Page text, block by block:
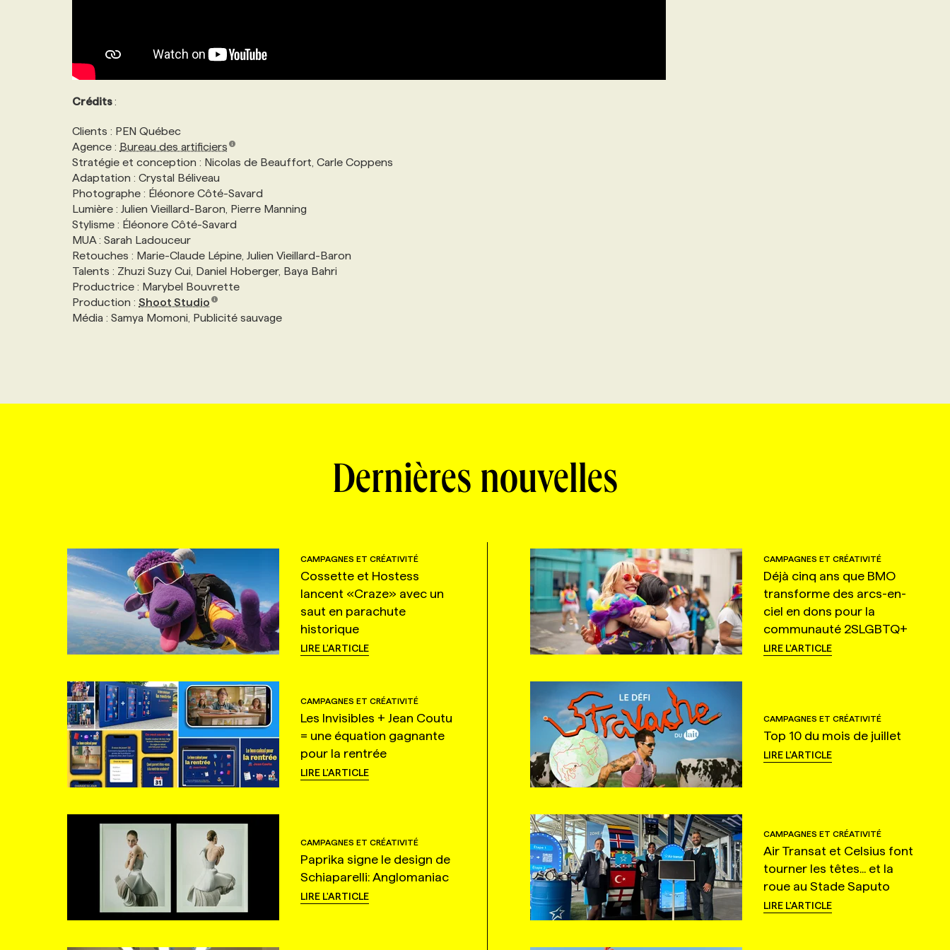
Crédits:
Clients : PEN Québec
Agence : Bureau des artificiers
Stratégie et conception : Nicolas de Beauffort, Carle Coppens
Adaptation : Crystal Béliveau
Photographe : Éléonore Côté-Savard
Lumière : Julien Vieillard-Baron, Pierre Manning
Stylisme : Éléonore Côté-Savard
MUA : Sarah Ladouceur
Retouches : Marie-Claude Lépine, Julien Vieillard-Baron
Talents : Zhuzi Suzy Cui, Daniel Hoberger, Baya Bahri
Productrice : Marybel Bouvrette
Production : Shoot Studio
Média : Samya Momoni, Publicité sauvage
Dernières nouvelles
CAMPAGNES ET CRÉATIVITÉ
Cossette et Hostess
lancent «Craze» avec un
saut en parachute
historique
LIRE L'ARTICLE
CAMPAGNES ET CRÉATIVITÉ
Déjà cinq ans que BMO
transforme des arcs-en-
ciel en dons pour la
communauté 2SLGBTQ+
LIRE L'ARTICLE
CAMPAGNES ET CRÉATIVITÉ
Les Invisibles + Jean Coutu
= une équation gagnante
pour la rentrée
LIRE L'ARTICLE
CAMPAGNES ET CRÉATIVITÉ
Top 10 du mois de juillet
LIRE L'ARTICLE
CAMPAGNES ET CRÉATIVITÉ
Paprika signe le design de
Schiaparelli: Anglomaniac
LIRE L'ARTICLE
CAMPAGNES ET CRÉATIVITÉ
Air Transat et Celsius font
tourner les têtes... et la
roue au Stade Saputo
LIRE L'ARTICLE